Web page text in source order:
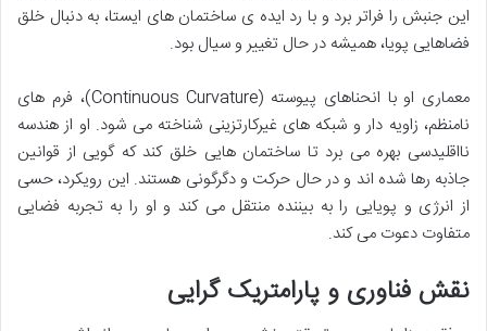
این جنبش را فراتر برد و با رد ایده ی ساختمان های ایستا، به دنبال خلق
فضاهایی پویا، همیشه در حال تغییر و سیال بود.
معماری او با انحناهای پیوسته (Continuous Curvature)، فرم های
نامنظم، زاویه دار و شبکه های غیرکارتزینی شناخته می شود. او از هندسه
نااقلیدسی بهره می برد تا ساختمان هایی خلق کند که گویی از قوانین
جاذبه رها شده اند و در حال حرکت و دگرگونی هستند. این رویکرد، حسی
از انرژی و پویایی را به بیننده منتقل می کند و او را به تجربه فضایی
متفاوت دعوت می کند.
نقش فناوری و پارامتریک گرایی